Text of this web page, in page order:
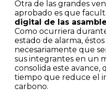
Otra de las grandes
aprobado es que
digital de las
Como ocurriera
estado de alarma,
necesariamente que
sus integrantes en un
consolida este avance,
tiempo que reduce el
carbono.